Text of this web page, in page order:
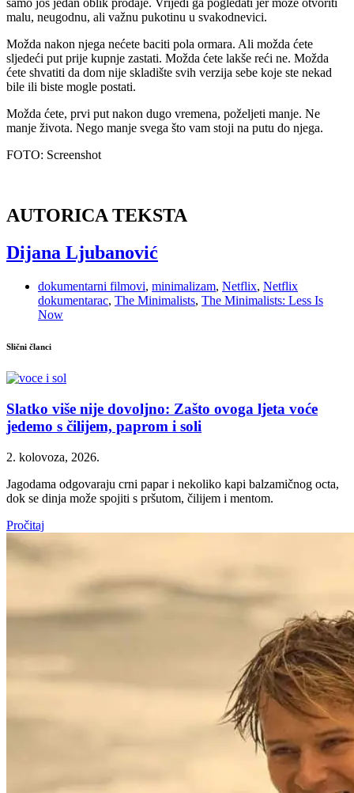
samo još jedan oblik prodaje. Vrijedi ga pogledati jer može otvoriti
malu, neugodnu, ali važnu pukotinu u svakodnevici.
Možda nakon njega nećete baciti pola ormara. Ali možda ćete
sljedeći put prije kupnje zastati. Možda ćete lakše reći ne. Možda
ćete shvatiti da dom nije skladište svih verzija sebe koje ste nekad
bile ili biste mogle postati.
Možda ćete, prvi put nakon dugo vremena, poželjeti manje. Ne
manje života. Nego manje svega što vam stoji na putu do njega.
FOTO: Screenshot
AUTORICA TEKSTA
Dijana Ljubanović
dokumentarni filmovi, minimalizam, Netflix, Netflix
dokumentarac, The Minimalists, The Minimalists: Less Is
Now
Slični članci
Slatko više nije dovoljno: Zašto ovoga ljeta voće
jedemo s čilijem, paprom i soli
2. kolovoza, 2026.
Jagodama odgovaraju crni papar i nekoliko kapi balzamičnog octa,
dok se dinja može spojiti s pršutom, čilijem i mentom.
Pročitaj